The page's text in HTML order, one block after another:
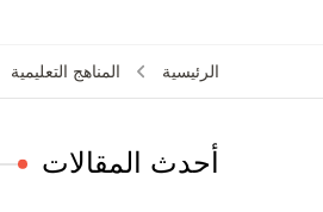
الرئيسية المناهج التعليمية
أحدث المقالات